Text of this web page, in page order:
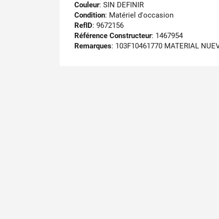
Couleur: SIN DEFINIR
Condition: Matériel d'occasion
RefID: 9672156
Référence Constructeur: 1467954
Remarques: 103F10461770 MATERIAL